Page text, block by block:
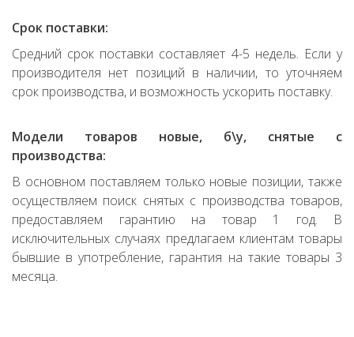
Срок поставки:
Средний срок поставки составляет 4-5 недель. Если у
производителя нет позиций в наличии, то уточняем
срок производства, и возможность ускорить поставку.
Модели товаров новые, б\у, снятые с
производства:
В основном поставляем только новые позиции, также
осуществляем поиск снятых с производства товаров,
предоставляем гарантию на товар 1 год. В
исключительных случаях предлагаем клиентам товары
бывшие в употребление, гарантия на такие товары 3
месяца.